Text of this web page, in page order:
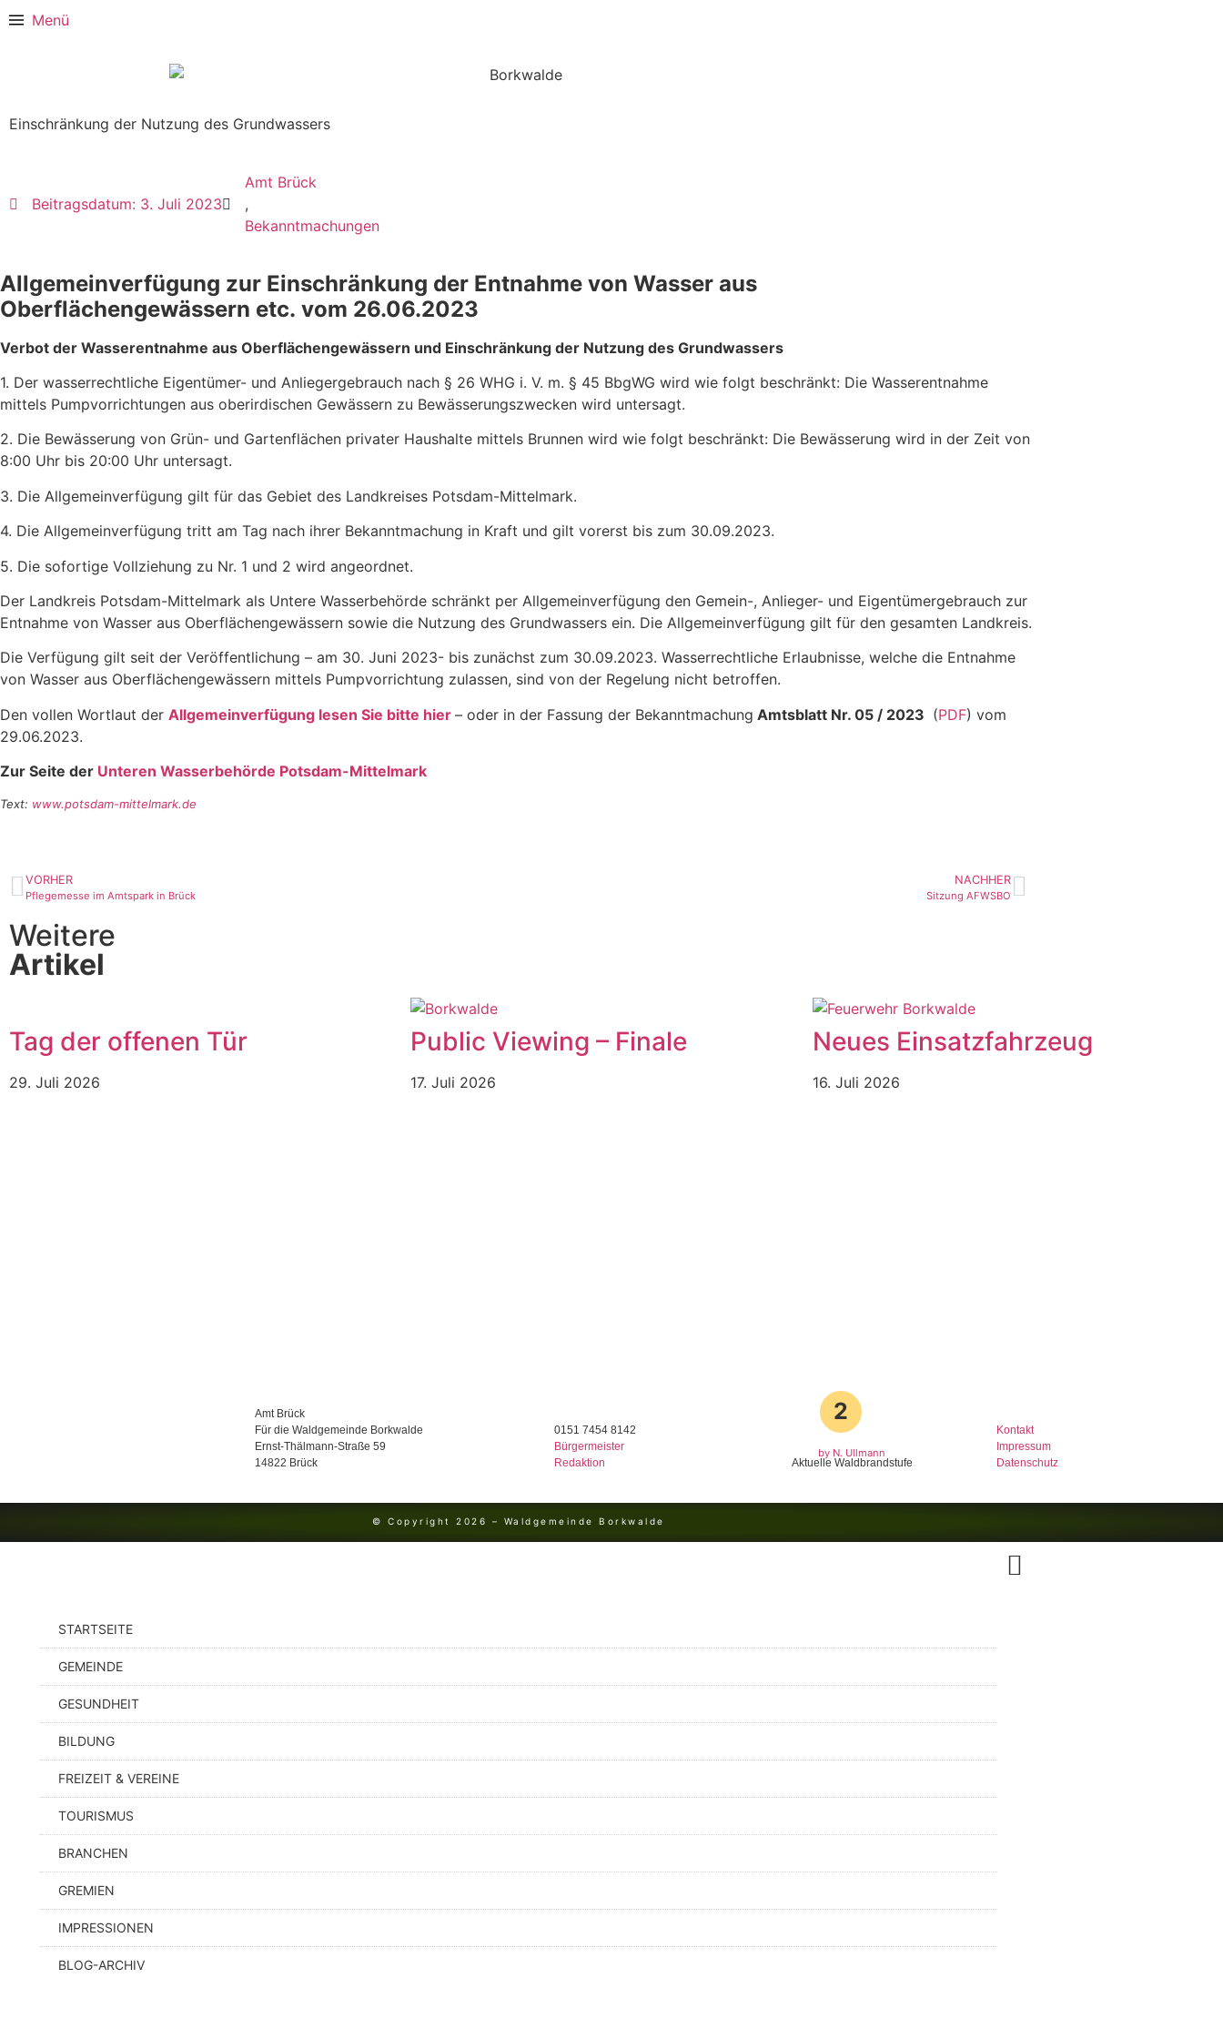
Menü
Einschränkung der Nutzung des Grundwassers
Beitragsdatum: 3. Juli 2023
Amt Brück
,
Bekanntmachungen
Allgemeinverfügung zur Einschränkung der Entnahme von Wasser aus
Oberflächengewässern etc. vom 26.06.2023
Verbot der Wasserentnahme aus Oberflächengewässern und Einschränkung der Nutzung des Grundwassers
1. Der wasserrechtliche Eigentümer- und Anliegergebrauch nach § 26 WHG i. V. m. § 45 BbgWG wird wie folgt beschränkt: Die Wasserentnahme
mittels Pumpvorrichtungen aus oberirdischen Gewässern zu Bewässerungszwecken wird untersagt.
2. Die Bewässerung von Grün- und Gartenflächen privater Haushalte mittels Brunnen wird wie folgt beschränkt: Die Bewässerung wird in der Zeit von
8:00 Uhr bis 20:00 Uhr untersagt.
3. Die Allgemeinverfügung gilt für das Gebiet des Landkreises Potsdam-Mittelmark.
4. Die Allgemeinverfügung tritt am Tag nach ihrer Bekanntmachung in Kraft und gilt vorerst bis zum 30.09.2023.
5. Die sofortige Vollziehung zu Nr. 1 und 2 wird angeordnet.
Der Landkreis Potsdam-Mittelmark als Untere Wasserbehörde schränkt per Allgemeinverfügung den Gemein-, Anlieger- und Eigentümergebrauch zur
Entnahme von Wasser aus Oberflächengewässern sowie die Nutzung des Grundwassers ein. Die Allgemeinverfügung gilt für den gesamten Landkreis.
Die Verfügung gilt seit der Veröffentlichung – am 30. Juni 2023- bis zunächst zum 30.09.2023. Wasserrechtliche Erlaubnisse, welche die Entnahme
von Wasser aus Oberflächengewässern mittels Pumpvorrichtung zulassen, sind von der Regelung nicht betroffen.
Den vollen Wortlaut der Allgemeinverfügung lesen Sie bitte hier – oder in der Fassung der Bekanntmachung Amtsblatt Nr. 05 / 2023 (PDF) vom
29.06.2023.
Zur Seite der Unteren Wasserbehörde Potsdam-Mittelmark
Text: www.potsdam-mittelmark.de
VORHER
Pflegemesse im Amtspark in Brück
NACHHER
Sitzung AFWSBO
Weitere
Artikel
Tag der offenen Tür
29. Juli 2026
Public Viewing – Finale
17. Juli 2026
Neues Einsatzfahrzeug
16. Juli 2026
Amt Brück
Für die Waldgemeinde Borkwalde
Ernst-Thälmann-Straße 59
14822 Brück
0151 7454 8142
Bürgermeister
Redaktion
2
by N. Ullmann
Aktuelle Waldbrandstufe
Kontakt
Impressum
Datenschutz
© Copyright 2026 – Waldgemeinde Borkwalde
STARTSEITE
GEMEINDE
GESUNDHEIT
BILDUNG
FREIZEIT & VEREINE
TOURISMUS
BRANCHEN
GREMIEN
IMPRESSIONEN
BLOG-ARCHIV